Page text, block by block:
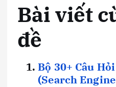
Bài viết
đề
Bộ 30+ Câu
(Search